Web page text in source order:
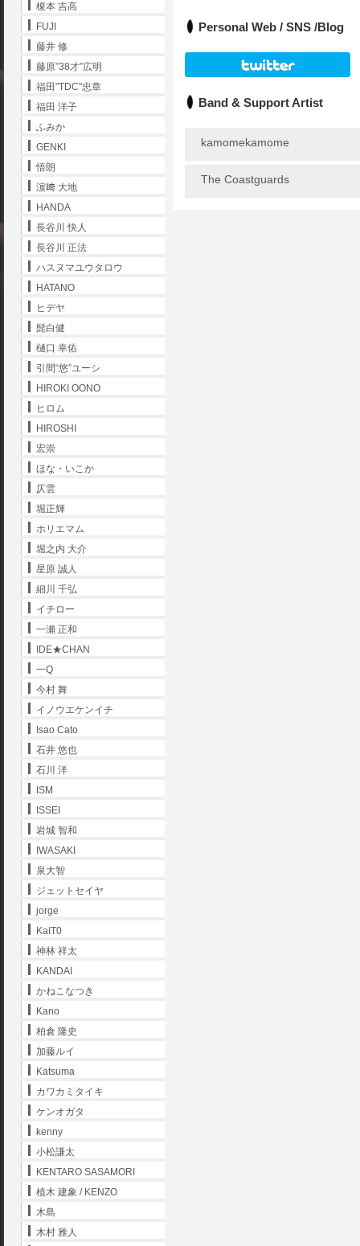
Personal Web / SNS /Blog
Band & Support Artist
kamomekamome
The Coastguards
榎本 吉高
FUJI
藤井 修
藤原”38才”広明
福田"TDC"忠章
福田 洋子
ふみか
GENKI
悟朗
濵﨑 大地
HANDA
長谷川 快人
長谷川 正法
ハスヌマユウタロウ
HATANO
ヒデヤ
髭白健
樋口 幸佑
引間“悠”ユーシ
HIROKI OONO
ヒロム
HIROSHI
宏崇
ほな・いこか
仄雲
堀正輝
ホリエマム
堀之内 大介
星原 誠人
細川 千弘
イチロー
一瀬 正和
IDE★CHAN
一Q
今村 舞
イノウエケンイチ
Isao Cato
石井 悠也
石川 洋
ISM
ISSEI
岩城 智和
IWASAKI
泉大智
ジェットセイヤ
jorge
KaIT0
神林 祥太
KANDAI
かねこなつき
Kano
柏倉 隆史
加藤ルイ
Katsuma
カワカミタイキ
ケンオガタ
kenny
小松謙太
KENTARO SASAMORI
植木 建象 / KENZO
木島
木村 雅人